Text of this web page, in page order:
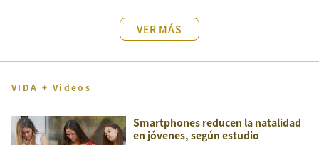
VER MÁS
VIDA + Videos
Smartphones reducen la natalidad
en jóvenes, según estudio